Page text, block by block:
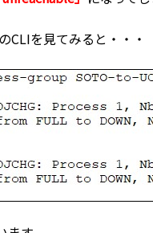
CLIを見てみると・・・